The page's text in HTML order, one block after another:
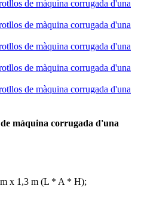
màquina corrugada d'una
x 1,3 m (L * A * H);